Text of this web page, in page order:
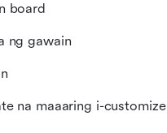
board
ng gawain
na maaaring i-customize